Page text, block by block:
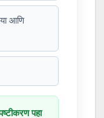
आणि
पहा